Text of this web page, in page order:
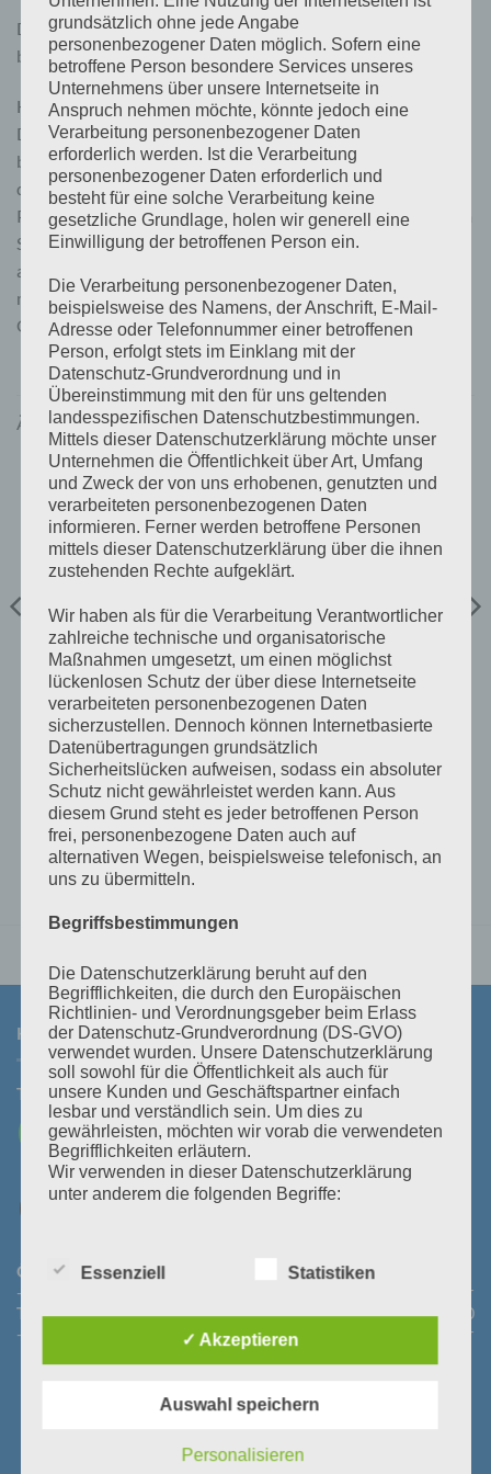
Das Dreieck kann ohne weitere Vorarbeiten auf dem Dach
befestigt werden.
Hinweis
Da bei jedem Dach individuelle Besonderheiten zu
berücksichtigen sind, ist im Vorfeld eine fachkundige Klärung
durchzuführen. Die Befestigung einer aufgeständerten
Photovoltaikanlage muss projektbezogen entsprechend dem
Standort, der Dachkonstruktion und Gebäudestatik
ausgewählt und statisch berechnet werden. Bei jeder Anlage
muss vorab von einem Statiker die Resttragfähigkeit des
Gebäudes beurteilt werden.
ÄHNLICHE PRODUKTE
MONTAGEMATERIAL HAUS
Potentialausgleichklemme
€5,00 inkl 20% Mwst
Lagernd im Polz Lager
IN DEN WARENKORB
MONTAGEMATERIAL HAUS
1 Stück Bohrschraube 5,5 x
25mm Edelstahl A2 selbst
€0,30 inkl 20% Mwst
Lagernd im Polz Lager
IN DEN WARENKORB
KONTAKT
Tel: +43 3464 30 505Mail:office@polz.at
Öffnungszeiten Abhollager: Montag bis Donnerstag:
- 11:30 Uhr und 14:00 - 16:45 Uhr
08:30 - 13:30 Uhr
Telefonische Erreichbarkeit:Montag bis Donnerstag:08:00
- 12:00 Uhr und 13:30 - 18:00 UhrFreitag: 08:00 - 14:00 Uhr
grundsätzlich ohne jede Angabe
personenbezogener Daten möglich. Sofern eine
betroffene Person besondere Services unseres
Unternehmens über unsere Internetseite in
Anspruch nehmen möchte, könnte jedoch eine
Verarbeitung personenbezogener Daten
erforderlich werden. Ist die Verarbeitung
personenbezogener Daten erforderlich und
besteht für eine solche Verarbeitung keine
gesetzliche Grundlage, holen wir generell eine
Einwilligung der betroffenen Person ein.
Die Verarbeitung personenbezogener Daten,
beispielsweise des Namens, der Anschrift, E-Mail-
Adresse oder Telefonnummer einer betroffenen
Person, erfolgt stets im Einklang mit der
Datenschutz-Grundverordnung und in
Übereinstimmung mit den für uns geltenden
landesspezifischen Datenschutzbestimmungen.
Mittels dieser Datenschutzerklärung möchte unser
Unternehmen die Öffentlichkeit über Art, Umfang
und Zweck der von uns erhobenen, genutzten und
verarbeiteten personenbezogenen Daten
informieren. Ferner werden betroffene Personen
mittels dieser Datenschutzerklärung über die ihnen
zustehenden Rechte aufgeklärt.
Wir haben als für die Verarbeitung Verantwortlicher
zahlreiche technische und organisatorische
Maßnahmen umgesetzt, um einen möglichst
lückenlosen Schutz der über diese Internetseite
verarbeiteten personenbezogenen Daten
sicherzustellen. Dennoch können Internetbasierte
Datenübertragungen grundsätzlich
Sicherheitslücken aufweisen, sodass ein absoluter
Schutz nicht gewährleistet werden kann. Aus
diesem Grund steht es jeder betroffenen Person
frei, personenbezogene Daten auch auf
alternativen Wegen, beispielsweise telefonisch, an
uns zu übermitteln.
Begriffsbestimmungen
Die Datenschutzerklärung beruht auf den
Begrifflichkeiten, die durch den Europäischen
Richtlinien- und Verordnungsgeber beim Erlass
der Datenschutz-Grundverordnung (DS-GVO)
verwendet wurden. Unsere Datenschutzerklärung
soll sowohl für die Öffentlichkeit als auch für
unsere Kunden und Geschäftspartner einfach
lesbar und verständlich sein. Um dies zu
gewährleisten, möchten wir vorab die verwendeten
Begrifflichkeiten erläutern.
Wir verwenden in dieser Datenschutzerklärung
unter anderem die folgenden Begriffe:
Personenbezogene Daten sind alle Informationen,
Person") beziehen. Als identifizierbar wird eine
natürliche Person angesehen, die direkt oder
Kennung wie einem Namen, zu einer
Essenziell Statistiken
✓ Akzeptieren
Auswahl speichern
Personalisieren